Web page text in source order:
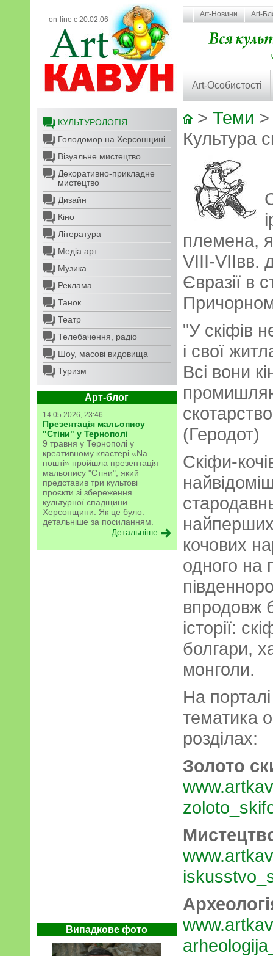
on-line с 20.02.06
Art-Новини Art-
Art-Особистості
КУЛЬТУРОЛОГІЯ
Голодомор на Херсонщині
Візуальне мистецтво
Декоративно-прикладне
мистецтво
Дизайн
Кіно
Література
Медіа арт
Музика
Реклама
Танок
Театр
Телебачення, радіо
Шоу, масові видовища
Туризм
Арт-блог
14.05.2026, 23:46
Презентація мальопису
"Стіни" у Тернополі
9 травня у Тернополі у
креативному кластері «Na
пошті» пройшла презентація
мальопису "Стіни", який
представив три культові
проєкти зі збереження
культурної спадщини
Херсонщини. Як це було:
детальніше за посиланням.
Детальніше
Випадкове фото
> Теми
Культура
племена,
VIII-VIIвв.
Євразії в
"У скіфів
і свої
Всі вони
(Геродот)
Скіфи-
кочових
одного на
впродовж
історії:
болгари,
монголи.
На
тематика
розділах:
Золото